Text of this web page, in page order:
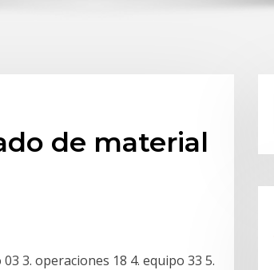
de material
3. operaciones 18 4. equipo 33 5.